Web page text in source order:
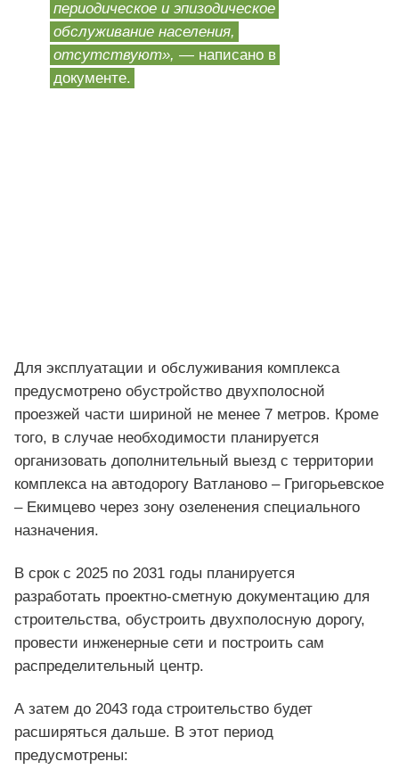
периодическое и эпизодическое
обслуживание населения,
отсутствуют», — написано в
документе.
Для эксплуатации и обслуживания комплекса
предусмотрено обустройство двухполосной
проезжей части шириной не менее 7 метров. Кроме
того, в случае необходимости планируется
организовать дополнительный выезд с территории
комплекса на автодорогу Ватланово – Григорьевское
– Екимцево через зону озеленения специального
назначения.
В срок с 2025 по 2031 годы планируется
разработать проектно-сметную документацию для
строительства, обустроить двухполосную дорогу,
провести инженерные сети и построить сам
распределительный центр.
А затем до 2043 года строительство будет
расширяться дальше. В этот период
предусмотрены: